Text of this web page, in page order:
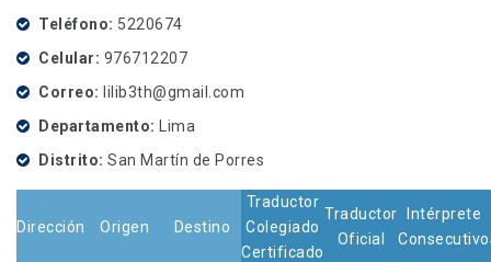
Teléfono
5220674
Celular
976712207
Correo lilib3th@gmail.com
Departamento Lima
Distrito San Martín de Porres
Dirección Origen Destino
Traductor
Colegiado
Certificado
Traductor
Oficial
Intérprete
Consecutivo